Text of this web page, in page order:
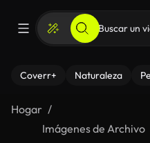
Coverr+ Naturaleza
Hogar
Imágenes de Archivo